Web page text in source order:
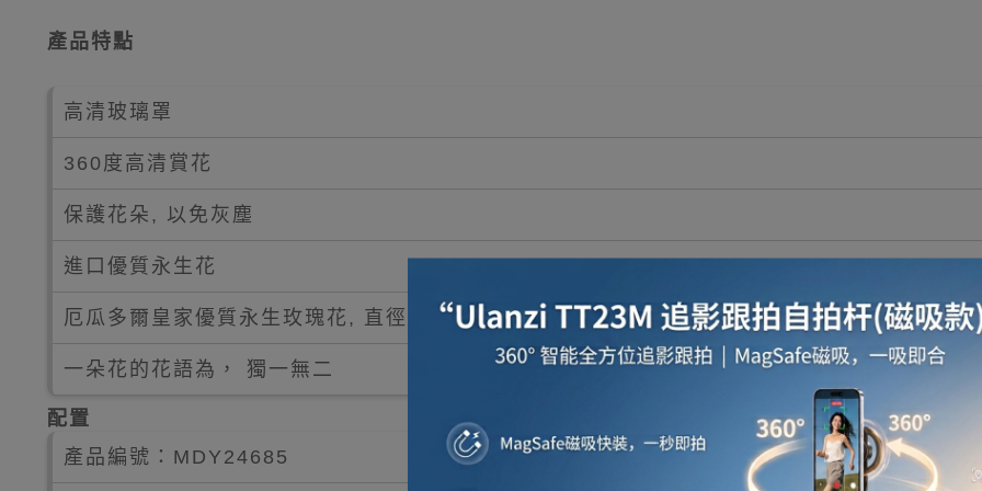
產品特點
高清玻璃罩
360度高清賞花
保護花朵, 以免灰塵
進口優質永生花
厄瓜多爾皇家優質永生玫瑰花, 直徑約7cm
一朵花的花語為， 獨一無二
配置
產品編號：MDY24685